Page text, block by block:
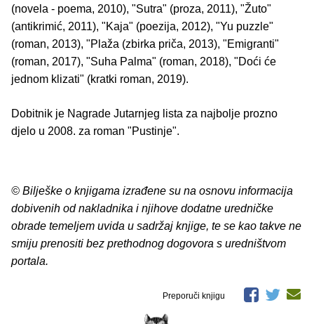
(novela - poema, 2010), "Sutra" (proza, 2011), "Žuto"
(antikrimić, 2011), "Kaja" (poezija, 2012), "Yu puzzle"
(roman, 2013), "Plaža (zbirka priča, 2013), "Emigranti"
(roman, 2017), "Suha Palma" (roman, 2018), "Doći će
jednom klizati" (kratki roman, 2019).
Dobitnik je Nagrade Jutarnjeg lista za najbolje prozno
djelo u 2008. za roman "Pustinje".
© Bilješke o knjigama izrađene su na osnovu informacija
dobivenih od nakladnika i njihove dodatne uredničke
obrade temeljem uvida u sadržaj knjige, te se kao takve ne
smiju prenositi bez prethodnog dogovora s uredništvom
portala.
Preporuči knjigu